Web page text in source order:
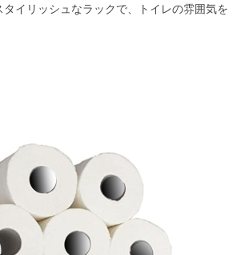
タイリッシュなラックで、トイレの雰囲気を